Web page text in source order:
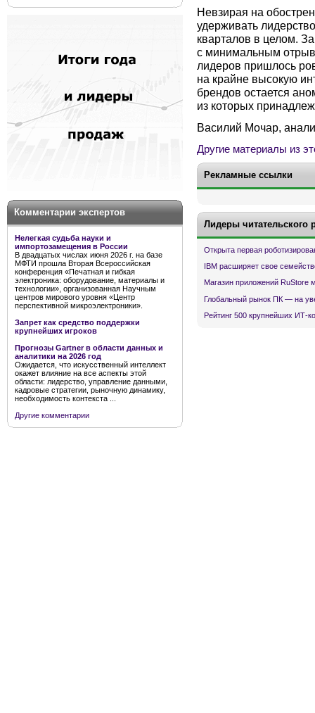
Комментарии экспертов
Нелегкая судьба науки и
импортозамещения в России
В двадцатых числах июня 2026 г. на базе
МФТИ прошла Вторая Всероссийская
конференция «Печатная и гибкая
электроника: оборудование, материалы и
технологии», организованная Научным
центров мирового уровня «Центр
перспективной микроэлектроники».
Запрет как средство поддержки
крупнейших игроков
Прогнозы Gartner в области данных и
аналитики на 2026 год
Ожидается, что искусственный интеллект
окажет влияние на все аспекты этой
области: лидерство, управление данными,
кадровые стратегии, рыночную динамику,
необходимость контекста ...
Другие комментарии
Невзирая на
удерживать
кварталов в целом.
с минимальным
лидеров пришлось
на крайне высокую
брендов остается
из которых
Василий Мочар,
Другие материалы из
Рекламные ссылки
Лидеры читательского
Открыта первая
IBM расширяет свое
Магазин приложений RuStore
Глобальный рынок ПК — на
Рейтинг 500 крупнейших ИТ-